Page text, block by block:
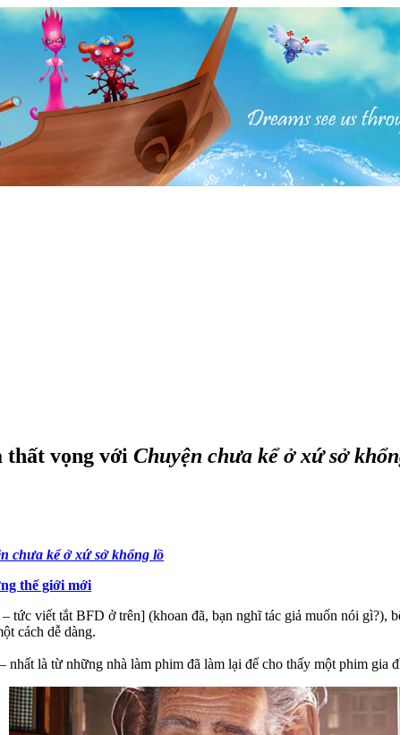
thất vọng với Chuyện chưa kể ở xứ sở
chưa kể ở xứ sở khổng lồ
thế giới mới
viết tắt BFD ở trên] (khoan đã, bạn nghĩ tác giả muốn nói gì?),
cách dễ dàng.
là từ những nhà làm phim đã làm lại để cho thấy một phim gia